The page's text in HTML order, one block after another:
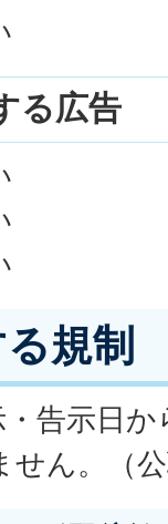
る広告
規制
告示日
ん。（